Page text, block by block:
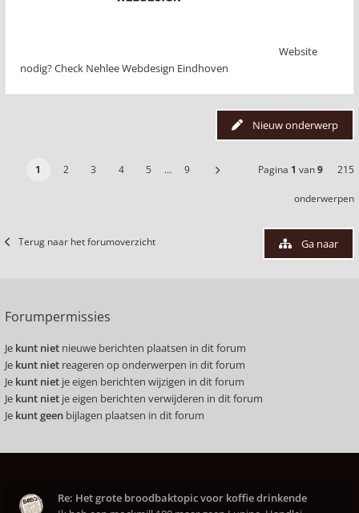
Website
nodig? Check Nehlee Webdesign Eindhoven
Nieuw onderwerp
1 2 3 4 5 … 9 Pagina 1 van9 215
onderwerpen
Terug naar het forumoverzicht Ga naar
Forumpermissies
Je kunt niet nieuwe berichten plaatsen in dit forum
Je kunt niet reageren op onderwerpen in dit forum
Je kunt niet je eigen berichten wijzigen in dit forum
Je kunt niet je eigen berichten verwijderen in dit forum
Je kunt geen bijlagen plaatsen in dit forum
Re: Het grote broodbaktopic voor koffie drinkende